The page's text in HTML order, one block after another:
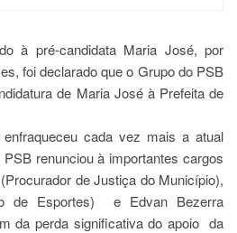
à pré-candidata Maria José, por
foi declarado que o Grupo do PSB
de Maria José à Prefeita de
cada vez mais a atual
renunciou à importantes cargos
de Justiça do Município),
de Esportes) e Edvan Bezerra
da perda significativa do apoio da